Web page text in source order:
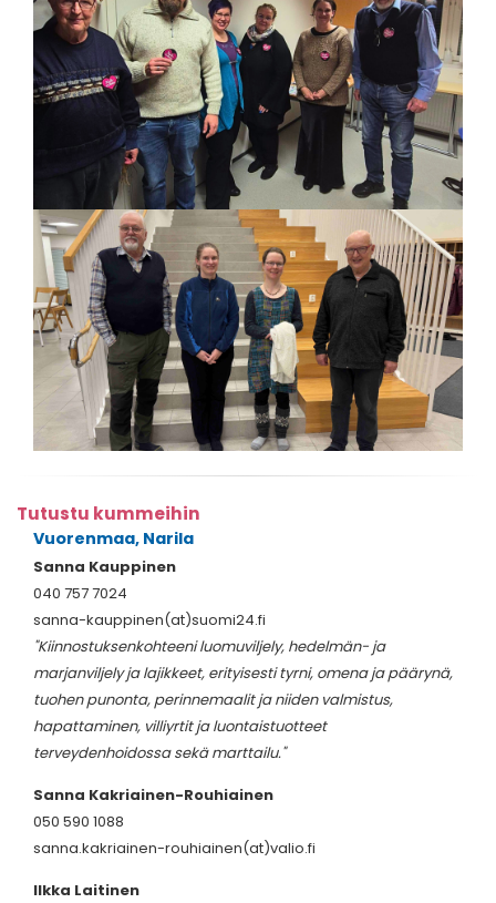
Tutustu kummeihin
Vuorenmaa, Narila
Sanna Kauppinen
040 757 7024
sanna-kauppinen(at)suomi24.fi
"Kiinnostuksenkohteeni luomuviljely, hedelmän- ja
marjanviljely ja lajikkeet, erityisesti tyrni, omena ja päärynä,
tuohen punonta, perinnemaalit ja niiden valmistus,
hapattaminen, villiyrtit ja luontaistuotteet
terveydenhoidossa sekä marttailu."
Sanna Kakriainen-Rouhiainen
050 590 1088
sanna.kakriainen-rouhiainen(at)valio.fi
Ilkka Laitinen